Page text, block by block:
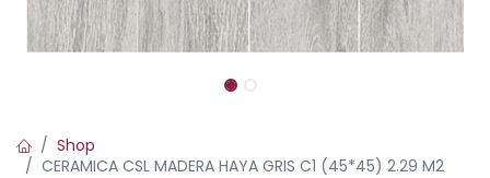
Shop
CERAMICA CSL MADERA HAYA GRIS C1 (45*45) 2.29 M2